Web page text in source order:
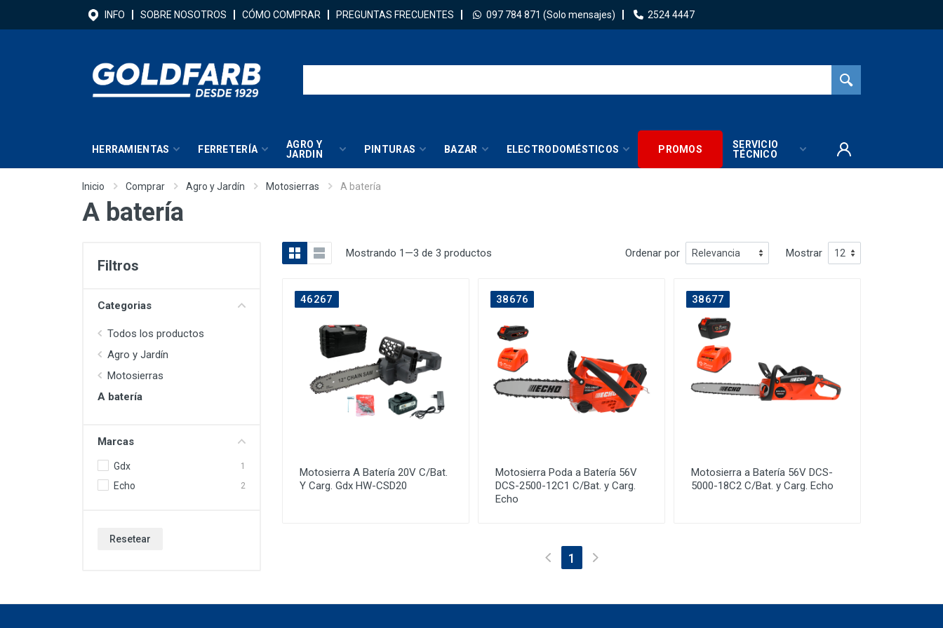
INFO SOBRE NOSOTROS CÓMO COMPRAR PREGUNTAS FRECUENTES 097 784 871 (Solo mensajes) 2524 4447
HERRAMIENTAS FERRETERÍA
AGRO Y
JARDIN
PINTURAS BAZAR ELECTRODOMÉSTICOS PROMOS
SERVICIO
TÉCNICO
Inicio Comprar Agro y Jardín Motosierras A batería
A batería
Filtros
Categorias
Todos los productos
Agro y Jardín
Motosierras
A batería
Marcas
Gdx 1
Echo 2
Resetear
Mostrando 1—3 de 3 productos Ordenar por Mostrar
46267
Motosierra A Batería 20V C/Bat.
Y Carg. Gdx HW-CSD20
38676
Motosierra Poda a Batería 56V
DCS-2500-12C1 C/Bat. y Carg.
Echo
38677
Motosierra a Batería 56V DCS-
5000-18C2 C/Bat. y Carg. Echo
1 (current)